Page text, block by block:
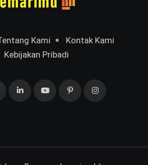
Kami
Kontak Kami
Kebijakan Pribadi